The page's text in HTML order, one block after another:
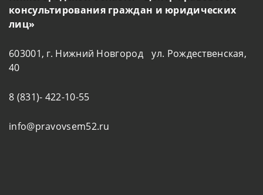
консультирования граждан и юридических
лиц»
603001, г. Нижний Новгород ул. Рождественская,
40
8 (831)- 422-10-55
info@pravovsem52.ru